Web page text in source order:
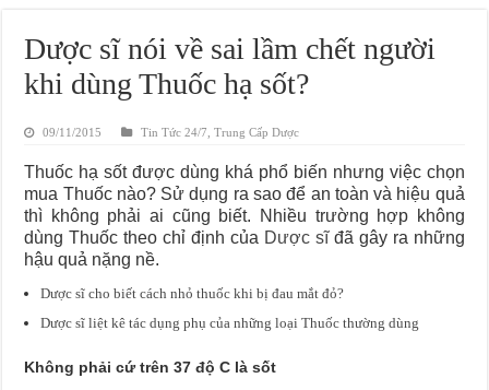
Dược sĩ nói về sai lầm chết người
khi dùng Thuốc hạ sốt?
09/11/2015 Tin Tức 24/7 ,Trung Cấp Dược
Thuốc hạ sốt được dùng khá phổ biến nhưng việc chọn
mua Thuốc nào? Sử dụng ra sao để an toàn và hiệu quả
thì không phải ai cũng biết. Nhiều trường hợp không
dùng Thuốc theo chỉ định của Dược sĩđã gây ra những
hậu quả nặng nề.
Dược sĩ cho biết cách nhỏ thuốc khi bị đau mắt đỏ?
Dược sĩ liệt kê tác dụng phụ của những loại Thuốc thường dùng
Không phải cứ trên 37 độ C là sốt